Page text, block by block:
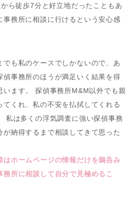
ら徒歩7分と好立地だったこともあ
事務所に相談に行けるという安心感
でも私のケースでしかないので、あ
偵事務所のほうが満足いく結果を得
います。 探偵事務所M&M以外でも親
てくれ、私の不安を払拭してくれる
私は多くの浮気調査に強い探偵事務
が納得するまで相談してきて思った
はホームページの情報だけを鵜呑み
務所に相談して自分で見極めるこ